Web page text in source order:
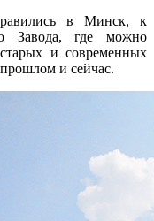
в Минск, к
Завода, где можно
и современных
и сейчас.